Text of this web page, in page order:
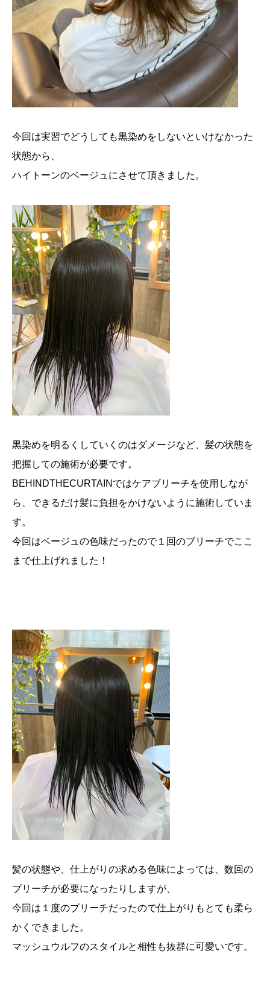
今回は実習でどうしても黒染めをしないといけなかった
状態から、
ハイトーンのベージュにさせて頂きました。
黒染めを明るくしていくのはダメージなど、髪の状態を
把握しての施術が必要です。
BEHINDTHECURTAINではケアブリーチを使用しなが
ら、できるだけ髪に負担をかけないように施術していま
す。
今回はベージュの色味だったので１回のブリーチでここ
まで仕上げれました！
髪の状態や、仕上がりの求める色味によっては、数回の
ブリーチが必要になったりしますが、
今回は１度のブリーチだったので仕上がりもとても柔ら
かくできました。
マッシュウルフのスタイルと相性も抜群に可愛いです。